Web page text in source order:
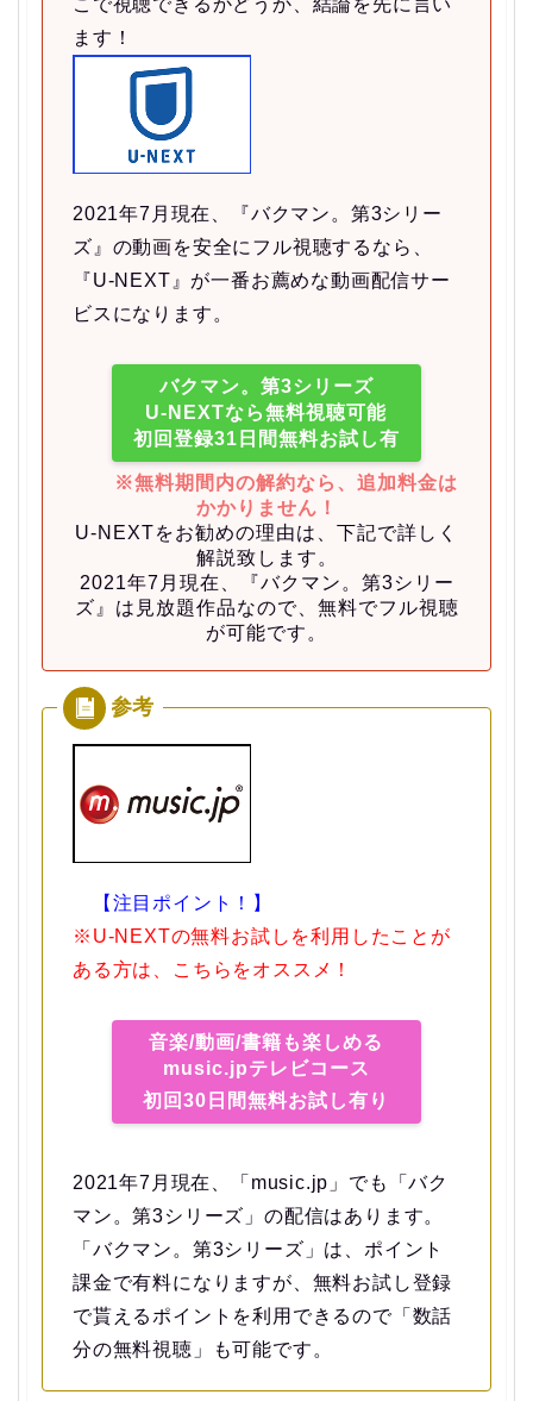
ます！
2021年7月現在、『バクマン。第3シリー
ズ』の動画を安全にフル視聴するなら、
『U-NEXT』が一番お薦めな動画配信サー
ビスになります。
バクマン。第3シリーズ
U-NEXTなら無料視聴可能
初回登録31日間無料お試し有
※無料期間内の解約なら、追加料金は
かかりません！
U-NEXTをお勧めの理由は、下記で詳しく
解説致します。
2021年7月現在、『バクマン。第3シリー
ズ』は見放題作品なので、無料でフル視聴
が可能です。
【注目ポイント！】
※U-NEXTの無料お試しを利用したことが
ある方は、こちらをオススメ！
音楽/動画/書籍も楽しめる
music.jpテレビコース
初回30日間無料お試し有り
2021年7月現在、「music.jp」でも「バク
マン。第3シリーズ」の配信はあります。
「バクマン。第3シリーズ」は、ポイント
課金で有料になりますが、無料お試し登録
で貰えるポイントを利用できるので「数話
分の無料視聴」も可能です。